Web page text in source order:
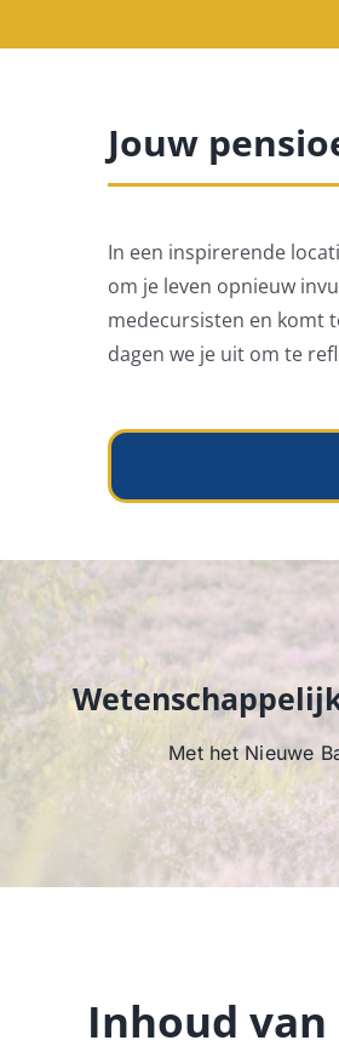
Jouw
In een inspirerende
om je leven opnieuw
medecursisten en komt
dagen we je uit om te
Met het Nieuwe
Inhoud